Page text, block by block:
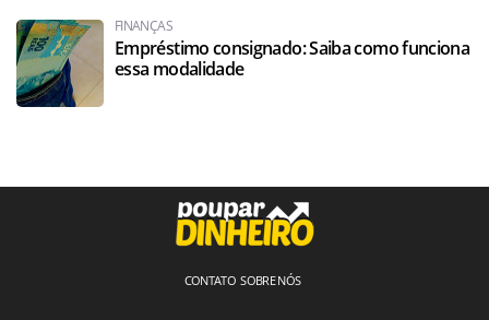
FINANÇAS
Empréstimo consignado: Saiba como funciona
essa modalidade
CONTATO SOBRE NÓS